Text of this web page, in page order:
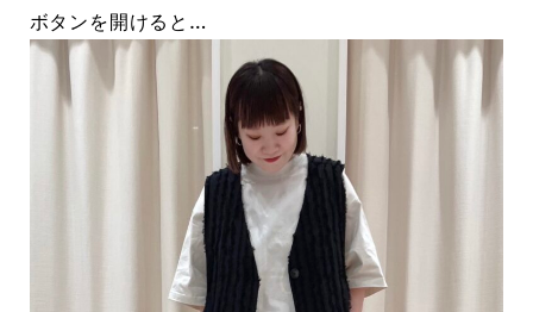
ボタンを開けると…